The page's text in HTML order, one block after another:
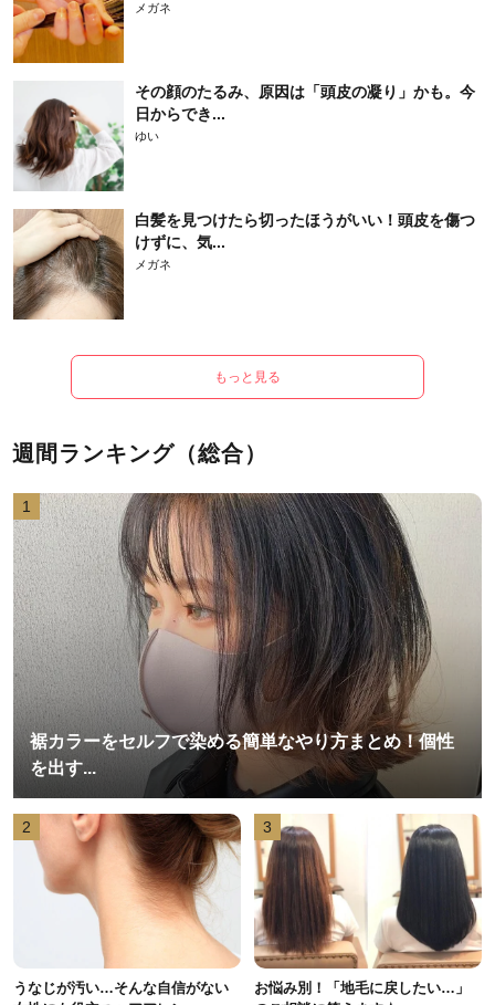
メガネ
その顔のたるみ、原因は「頭皮の凝り」かも。今
日からでき...
ゆい
白髪を見つけたら切ったほうがいい！頭皮を傷つ
けずに、気...
メガネ
もっと見る
週間ランキング（総合）
1
裾カラーをセルフで染める簡単なやり方まとめ！個性
を出す...
2
うなじが汚い…そんな自信がない
3
お悩み別！「地毛に戻したい…」